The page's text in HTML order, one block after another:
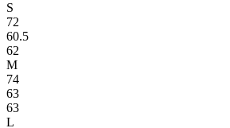
S
72
60.5
62
M
74
63
63
L